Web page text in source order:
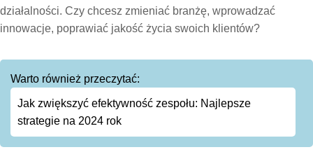
działalności. Czy chcesz zmieniać branżę, wprowadzać
innowacje, poprawiać jakość życia swoich klientów?
Warto również przeczytać:
Jak zwiększyć efektywność zespołu: Najlepsze
strategie na 2024 rok